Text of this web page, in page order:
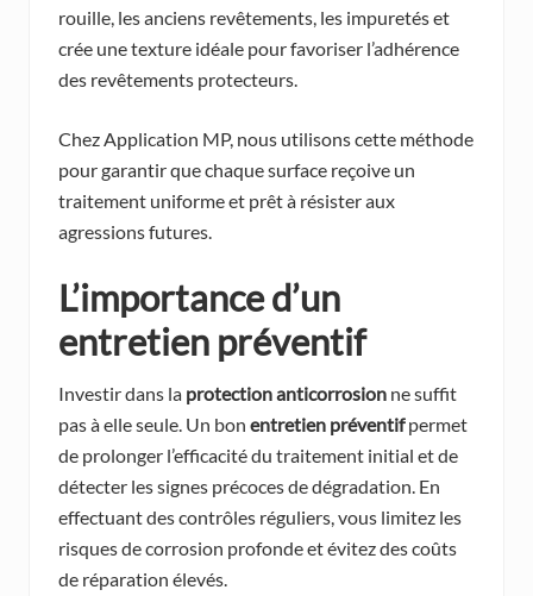
rouille, les anciens revêtements, les impuretés et
crée une texture idéale pour favoriser l’adhérence
des revêtements protecteurs.
Chez Application MP, nous utilisons cette méthode
pour garantir que chaque surface reçoive un
traitement uniforme et prêt à résister aux
agressions futures.
L’importance d’un
entretien préventif
Investir dans la protection anticorrosion ne suffit
pas à elle seule. Un bon entretien préventifpermet
de prolonger l’efficacité du traitement initial et de
détecter les signes précoces de dégradation. En
effectuant des contrôles réguliers, vous limitez les
risques de corrosion profonde et évitez des coûts
de réparation élevés.